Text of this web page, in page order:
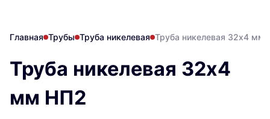
Главная Трубы Труба никелевая Труба никелевая 32х4 мм
Труба никелевая 32х4
мм НП2